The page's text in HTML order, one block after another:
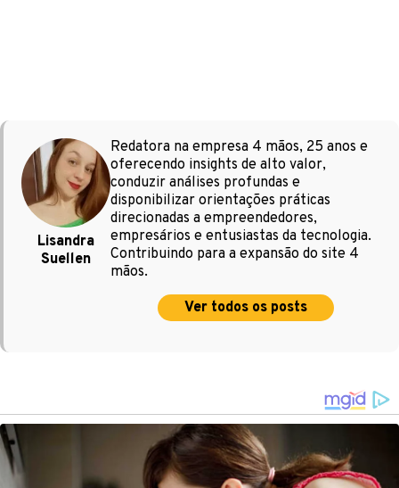
Lisandra
Suellen
Redatora na empresa 4 mãos, 25 anos e
oferecendo insights de alto valor,
conduzir análises profundas e
disponibilizar orientações práticas
direcionadas a empreendedores,
empresários e entusiastas da tecnologia.
Contribuindo para a expansão do site 4
mãos.
Ver todos os posts